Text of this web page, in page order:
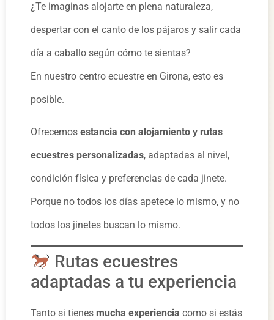
¿Te imaginas alojarte en plena naturaleza,
despertar con el canto de los pájaros y salir cada
día a caballo según cómo te sientas?
En nuestro centro ecuestre en Girona, esto es
posible.
Ofrecemos estancia con alojamiento y rutas
ecuestres personalizadas, adaptadas al nivel,
condición física y preferencias de cada jinete.
Porque no todos los días apetece lo mismo, y no
todos los jinetes buscan lo mismo.
Rutas ecuestres
adaptadas a tu experiencia
Tanto si tienes mucha experiencia como si estás